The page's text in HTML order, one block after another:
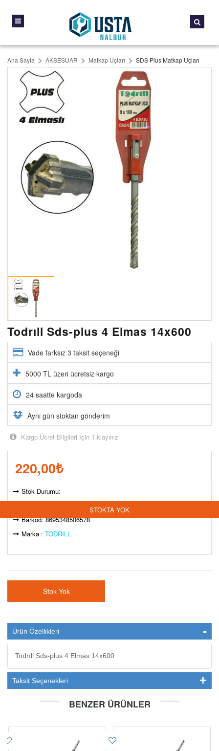
Ana Sayfa AKSESUAR Matkap Uçları SDS Plus Matkap Uçları
Todrıll Sds-plus 4 Elmas 14x600
Vade farksız 3 taksit seçeneği
5000 TL üzeri ücretsiz kargo
24 saatte kargoda
Aynı gün stoktan gönderim
Kargo Ücret Bilgileri İçin Tıklayınız
220,00₺
Stok Durumu:
STOKTA YOK
Barkod: 8695348506578
Marka : TODRILL
Stok Yok
Ürün Özellikleri
Todrıll Sds-plus 4 Elmas 14x600
Taksit Seçenekleri
BENZER ÜRÜNLER